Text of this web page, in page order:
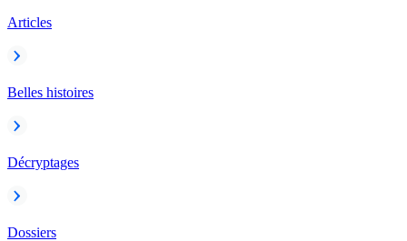
Articles
Belles histoires
Décryptages
Dossiers